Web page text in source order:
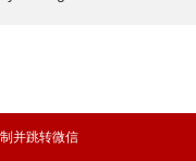
并跳转微信